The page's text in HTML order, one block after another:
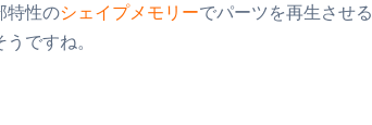
特性のシェイプメモリーでパーツを再生させる
ですね。